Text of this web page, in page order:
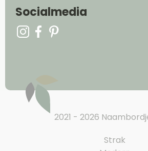
Socialmedia
2021 - 2026
Strak